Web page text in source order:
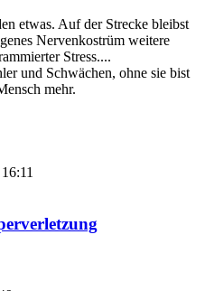
etwas. Auf der Strecke bleibst
Nervenkostrüm weitere
Stress....
und Schwächen, ohne sie bist
mehr.